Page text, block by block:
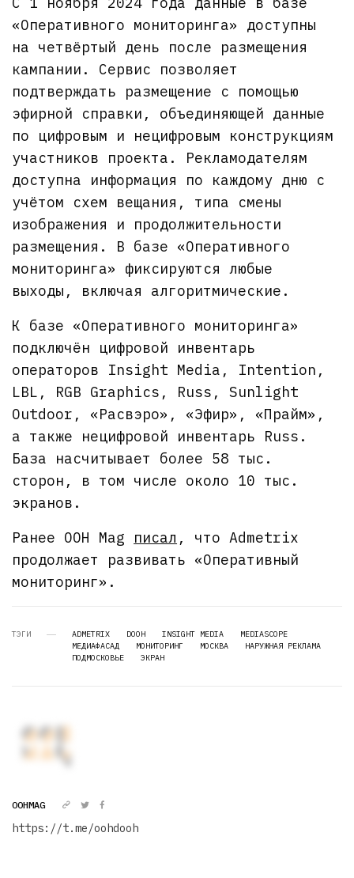
«Оперативного мониторинга» доступны
на четвёртый день после размещения
кампании. Сервис позволяет
подтверждать размещение с помощью
эфирной справки, объединяющей данные
по цифровым и нецифровым конструкциям
участников проекта. Рекламодателям
доступна информация по каждому дню с
учётом схем вещания, типа смены
изображения и продолжительности
размещения. В базе «Оперативного
мониторинга» фиксируются любые
выходы, включая алгоритмические.
К базе «Оперативного мониторинга»
подключён цифровой инвентарь
операторов Insight Media, Intention,
LBL, RGB Graphics, Russ, Sunlight
Outdoor, «Расвэро», «Эфир», «Прайм»,
а также нецифровой инвентарь Russ.
База насчитывает более 58 тыс.
сторон, в том числе около 10 тыс.
экранов.
Ранее OOH Mag писал , что Admetrix
продолжает развивать «Оперативный
мониторинг».
ТЭГИ ADMETRIX DOOH INSIGHT MEDIA
MEDIASCOPE
МЕДИАФАСАД
МОНИТОРИНГ МОСКВА
НАРУЖНАЯ РЕКЛАМА
ПОДМОСКОВЬЕ
ЭКРАН
OOHMAG
https://t.me/oohdooh